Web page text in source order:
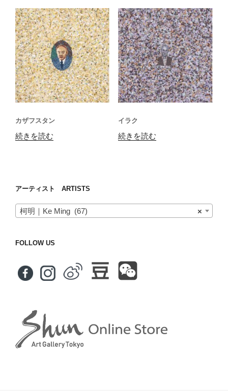
カザフスタン
続きを読む
イラク
続きを読む
アーティスト ARTISTS
×
柯明｜Ke Ming (67)
FOLLOW US